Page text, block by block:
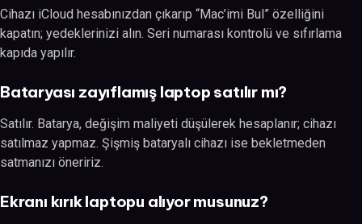
Cihazı iCloud hesabınızdan çıkarıp “Mac’imi Bul” özelliğini
kapatın; yedeklerinizi alın. Seri numarası kontrolü ve sıfırlama
kapıda yapılır.
Bataryası zayıflamış laptop satılır mı?
Satılır. Batarya, değişim maliyeti düşülerek hesaplanır; cihazı
satılmaz yapmaz. Şişmiş bataryalı cihazı ise bekletmeden
satmanızı öneririz.
Ekranı kırık laptopu alıyor musunuz?